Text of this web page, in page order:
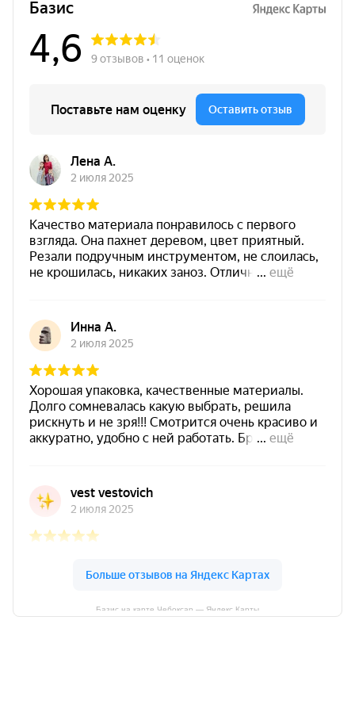
Базис на карте Чебоксар — Яндекс Карты